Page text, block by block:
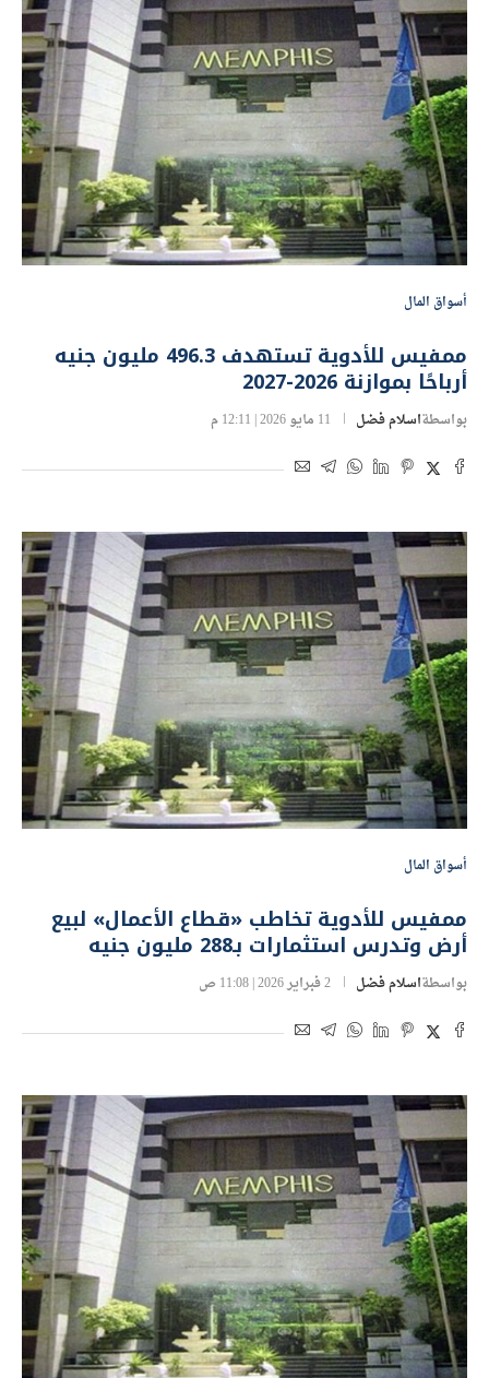
أسواق المال
ممفيس للأدوية تستهدف 496.3 مليون جنيه
أرباحًا بموازنة 2026-2027
بواسطةاسلام فضل 11 مايو 2026 | 12:11 م
أسواق المال
ممفيس للأدوية تخاطب «قطاع الأعمال» لبيع
أرض وتدرس استثمارات بـ288 مليون جنيه
بواسطةاسلام فضل 2 فبراير 2026 | 11:08 ص